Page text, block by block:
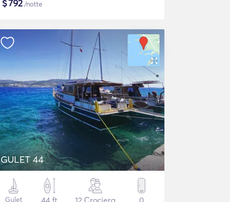
$792/notte
GULET 44
Gulet
44 ft
12 Crociera 0